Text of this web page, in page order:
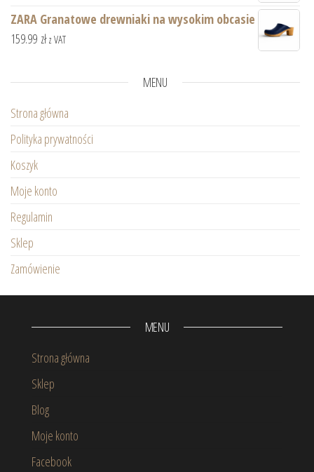
ZARA Granatowe drewniaki na wysokim obcasie
159.99 zł z VAT
MENU
Strona główna
Polityka prywatności
Koszyk
Moje konto
Regulamin
Sklep
Zamówienie
MENU
Strona główna
Sklep
Blog
Moje konto
Facebook